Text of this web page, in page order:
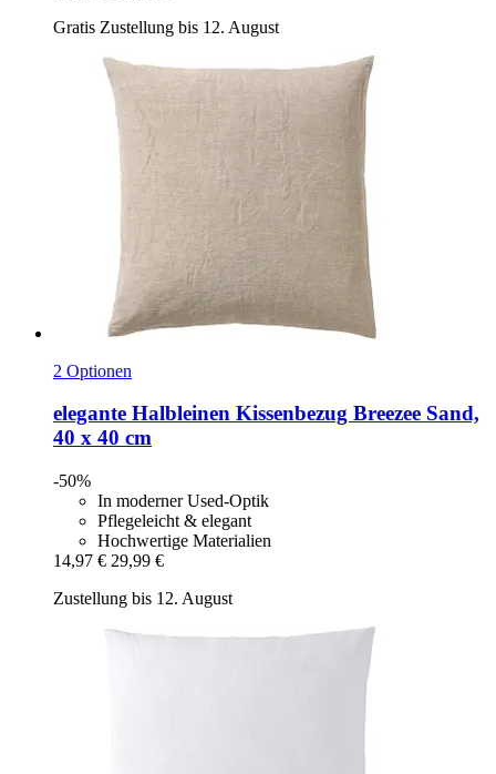
Gratis Zustellung bis 12. August
2 Optionen
elegante Halbleinen Kissenbezug Breezee Sand,
40 x 40 cm
-50%
In moderner Used-Optik
Pflegeleicht & elegant
Hochwertige Materialien
14,97 € 29,99 €
Zustellung bis 12. August